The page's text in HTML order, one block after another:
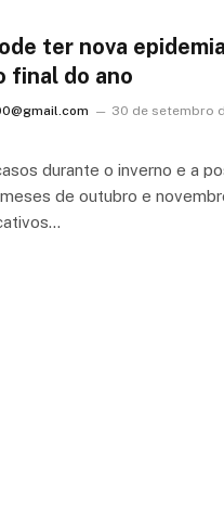
ter nova
final do ano
30 de setembro
durante o inverno e a
de outubro e